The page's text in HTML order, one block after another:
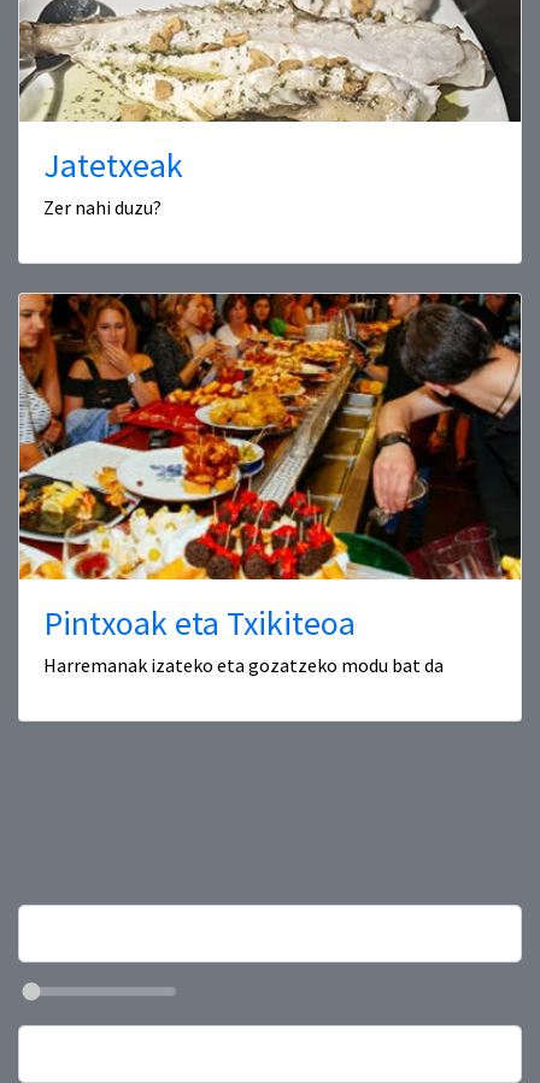
Jatetxeak
Zer nahi duzu?
Pintxoak eta Txikiteoa
Harremanak izateko eta gozatzeko modu bat da